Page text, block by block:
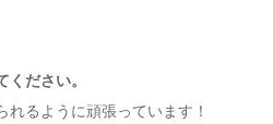
ださい。
るように頑張っています！